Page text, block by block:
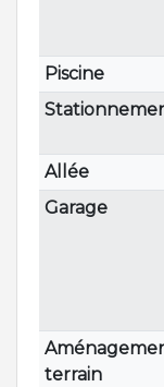
Piscine
Allée
Garage
terrain